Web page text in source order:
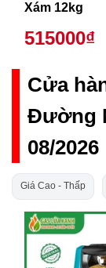
Xám 12kg
515000₫
Cửa
Đường
08/2026
Giá Cao - Thấp